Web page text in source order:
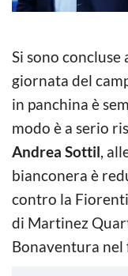
Si sono
giornata del
in panchina è
modo è a serio
Andrea Sottil,
bianconera è
contro la
di Martinez
Bonaventura nel